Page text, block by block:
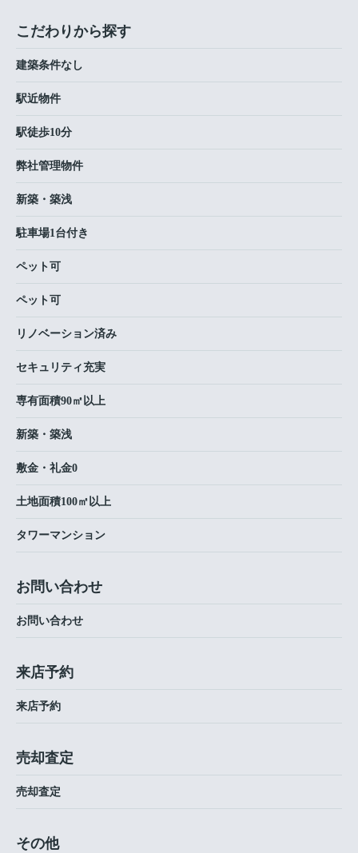
こだわりから探す
建築条件なし
駅近物件
駅徒歩10分
弊社管理物件
新築・築浅
駐車場1台付き
ペット可
ペット可
リノベーション済み
セキュリティ充実
専有面積90㎡以上
新築・築浅
敷金・礼金0
土地面積100㎡以上
タワーマンション
お問い合わせ
お問い合わせ
来店予約
来店予約
売却査定
売却査定
その他